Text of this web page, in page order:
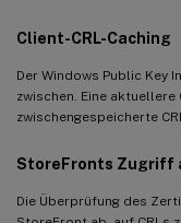
Client-CRL-Caching
Der Windows Public Key
zwischen. Eine
zwischengespeicherte
StoreFronts Zugriff
Die Überprüfung des